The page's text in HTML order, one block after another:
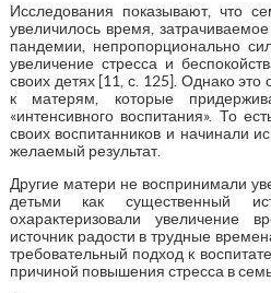
Исследования показывают, что
увеличилось время,
пандемии, непропорционально
увеличение стресса и
своих детях [11, с. 125]. Однако
к матерям, которые
«интенсивного воспитания». То
своих воспитанников и начинали
желаемый результат.
Другие матери не воспринимали
детьми как существенный
охарактеризовали увеличение
источник радости в трудные
требовательный подход к
причиной повышения стресса в